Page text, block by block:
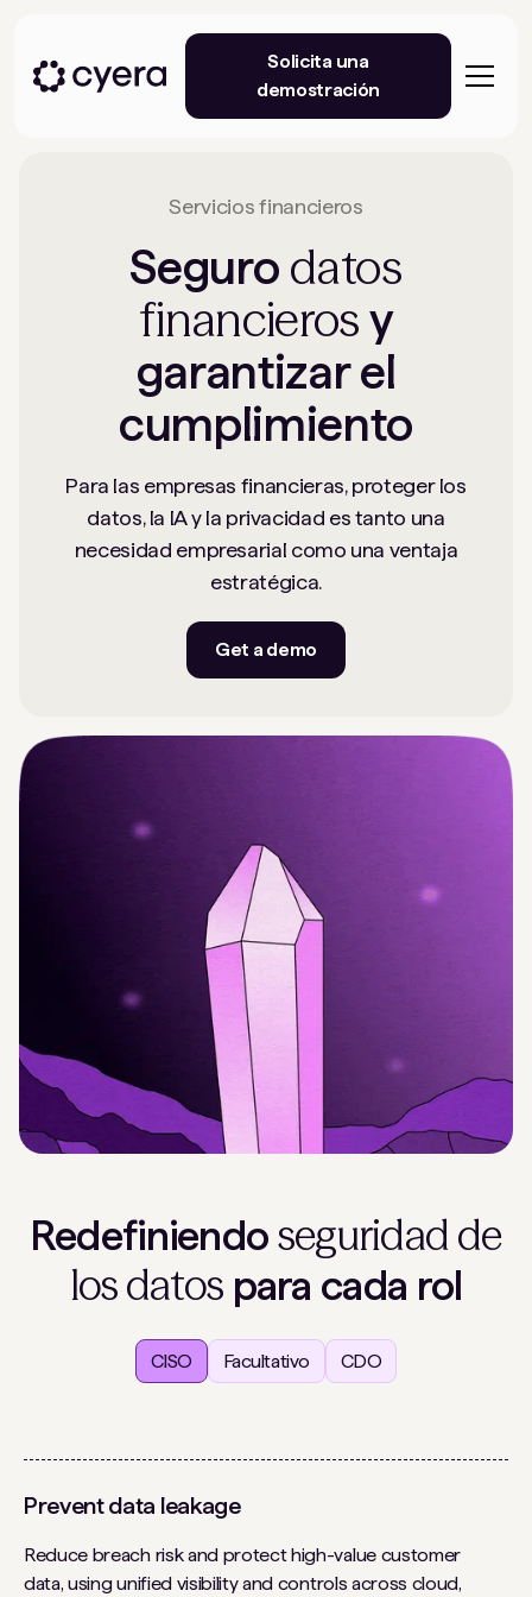
Solicita una
demostración
Servicios financieros
Seguro datos
financierosy
garantizar el
cumplimiento
Para las empresas financieras, proteger los
datos, la IA y la privacidad es tanto una
necesidad empresarial como una ventaja
estratégica.
Get a demo
Redefiniendoseguridad de
los datos para cada rol
CISO Facultativo CDO
Prevent data leakage
Reduce breach risk and protect high-value customer
data, using unified visibility and controls across cloud,